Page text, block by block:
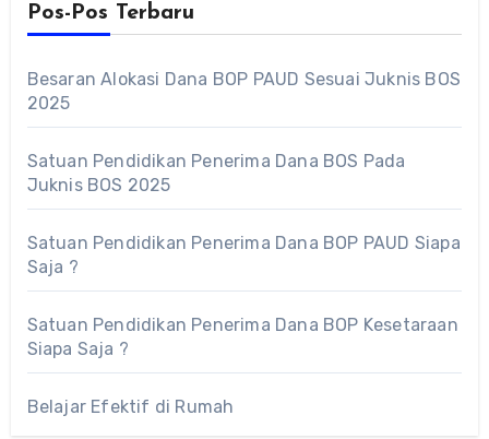
Pos-Pos Terbaru
Besaran Alokasi Dana BOP PAUD Sesuai Juknis BOS
2025
Satuan Pendidikan Penerima Dana BOS Pada
Juknis BOS 2025
Satuan Pendidikan Penerima Dana BOP PAUD Siapa
Saja ?
Satuan Pendidikan Penerima Dana BOP Kesetaraan
Siapa Saja ?
Belajar Efektif di Rumah